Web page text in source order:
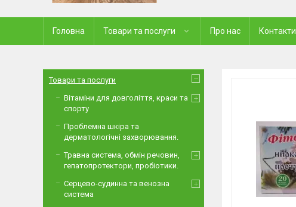
Головна Товари та послуги Про нас Контакти
Товари та послуги
Вітаміни для довголіття, краси та
спорту
Проблемна шкіра та
дерматологічні захворювання.
Травна система, обмін речовин,
гепатопротектори, пробіотики.
Серцево-судинна та венозна
система